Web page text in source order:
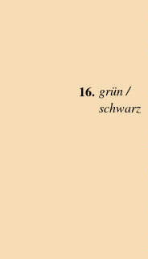
16. grün /
schwarz